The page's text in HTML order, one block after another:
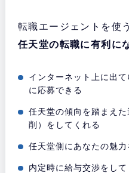
転職エージェントを使
任天堂の転職に有利に
インターネット上に出
に応募できる
任天堂の傾向を踏まえ
削）をしてくれる
任天堂側にあなたの魅
内定時に給与交渉をして